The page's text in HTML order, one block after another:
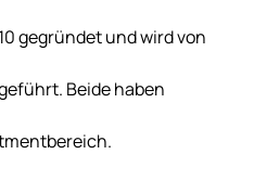
gegründet und wird von
Beide haben